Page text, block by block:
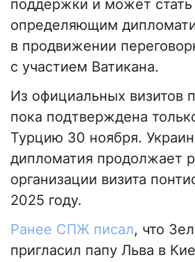
поддержки и может стать
определяющим
в продвижении
с участием Ватикана.
Из официальных визитов
пока подтверждена
Турцию 30 ноября.
дипломатия продолжает
организации визита
2025 году.
Ранее СПЖ писал, что
пригласил папу Льва в